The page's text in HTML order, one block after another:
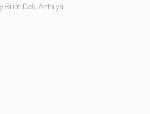
Dalı, Antalya